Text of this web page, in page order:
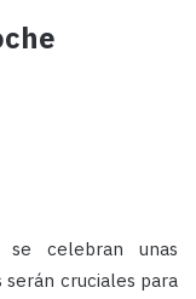
celebran unas
cruciales para